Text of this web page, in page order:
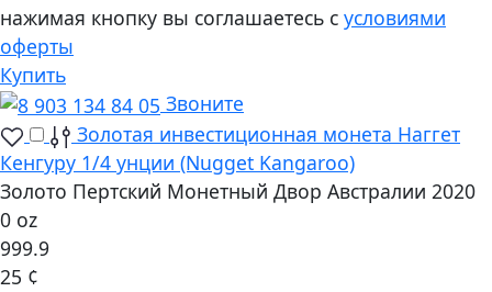
нажимая кнопку вы соглашаетесь с условиями
оферты
Купить
Звоните
Золотая инвестиционная монета Наггет
Кенгуру 1/4 унции (Nugget Kangaroo)
Золото Пертский Монетный Двор Австралии 2020
0 oz
999.9
25 ¢